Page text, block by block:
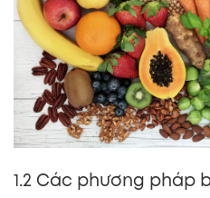
1.2 Các phương pháp